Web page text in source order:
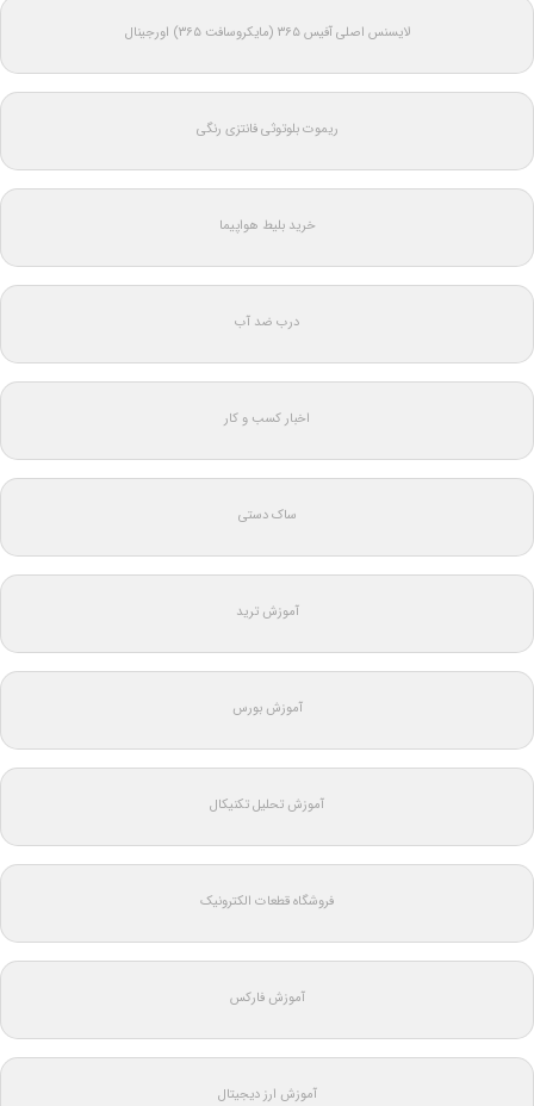
لایسنس اصلی آفیس ۳۶۵ (مایکروسافت ۳۶۵) اورجینال
ریموت بلوتوثی فانتزی رنگی
خرید بلیط هواپیما
درب ضد آب
اخبار کسب و کار
ساک دستی
آموزش ترید
آموزش بورس
آموزش تحلیل تکنیکال
فروشگاه قطعات الکترونیک
آموزش فارکس
آموزش ارز دیجیتال